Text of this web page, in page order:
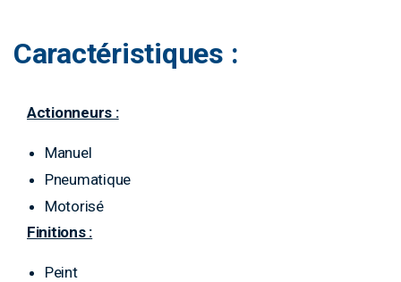
Caractéristiques :
Actionneurs :
Manuel
Pneumatique
Motorisé
Finitions :
Peint